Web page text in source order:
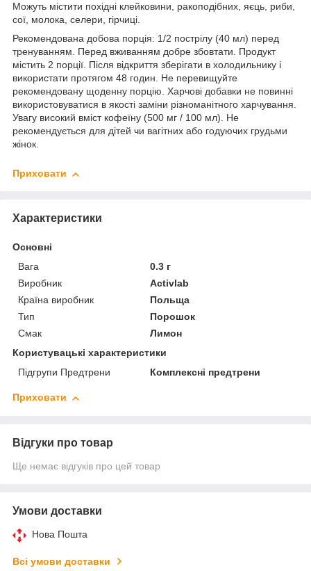
Можуть містити похідні клейковини, ракоподібних, яєць, риби,
сої, молока, селери, гірчиці.
Рекомендована добова порція: 1/2 пострілу (40 мл) перед
тренуванням. Перед вживанням добре збовтати. Продукт
містить 2 порції. Після відкриття зберігати в холодильнику і
використати протягом 48 годин. Не перевищуйте
рекомендовану щоденну порцію. Харчові добавки не повинні
використовуватися в якості заміни різноманітного харчування.
Увагу високий вміст кофеїну (500 мг / 100 мл). Не
рекомендується для дітей чи вагітних або годуючих грудьми
жінок.
Приховати
Характеристики
Основні
Вага
0.3 г
Виробник
Activlab
Країна виробник
Польща
Тип
Порошок
Смак
Лимон
Користувацькi характеристики
Підгрупи Предтрени
Комплексні предтрени
Приховати
Відгуки про товар
Ще немає відгуків про цей товар
Умови доставки
Нова Пошта
Всі умови доставки